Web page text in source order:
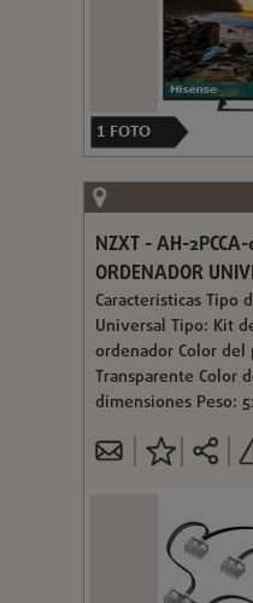
1 FOTO
NZXT - AH-
ORDENADOR
Características Tipo
Universal Tipo: Kit
ordenador Color
Transparente Color
dimensiones Peso: